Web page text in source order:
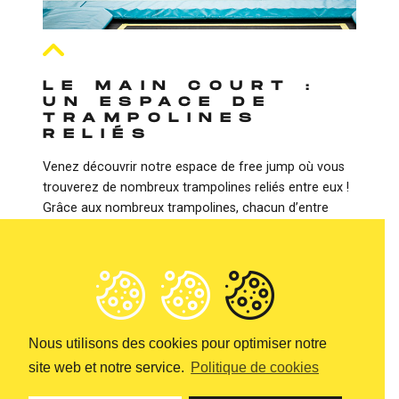
Nous utilisons des cookies pour optimiser notre
site web et notre service. Politique de cookies
LE MAIN COURT :
UN ESPACE DE
TRAMPOLINES
RELIÉS
Venez découvrir notre espace de free jump où vous
trouverez de nombreux trampolines reliés entre eux !
Grâce aux nombreux trampolines, chacun d’entre
tester votre endurance et votre habileté.